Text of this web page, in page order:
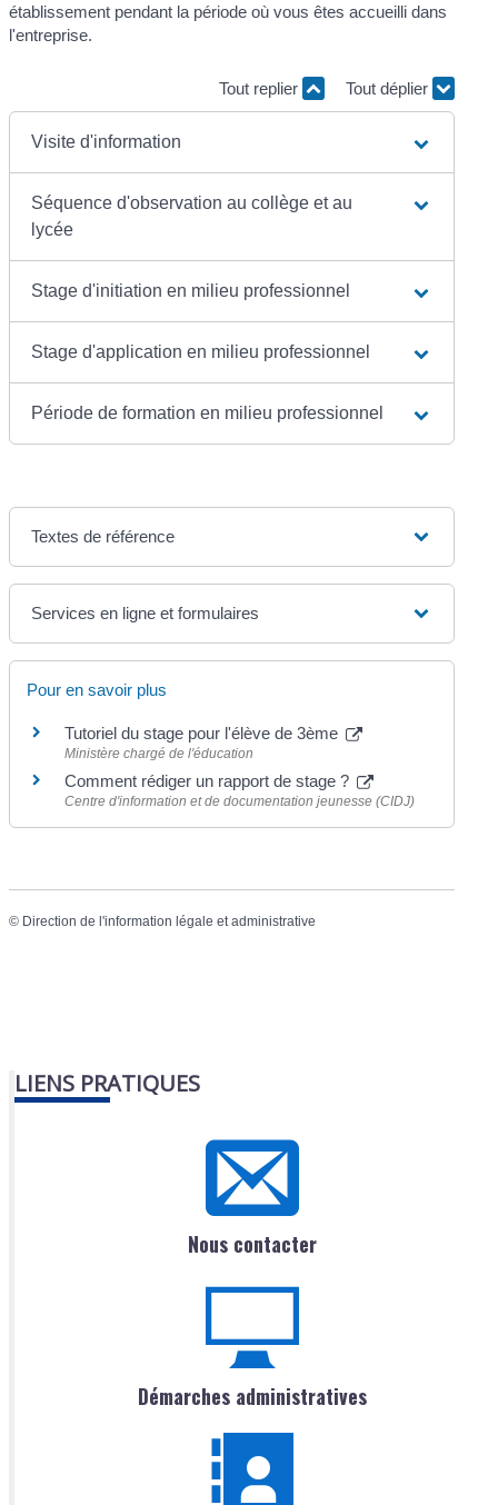
établissement pendant la période où vous êtes accueilli dans
l'entreprise.
Tout replier Tout déplier
Visite d'information
Séquence d'observation au collège et au
lycée
Stage d'initiation en milieu professionnel
Stage d'application en milieu professionnel
Période de formation en milieu professionnel
Textes de référence
Services en ligne et formulaires
Pour en savoir plus
Tutoriel du stage pour l'élève de 3ème
Ministère chargé de l'éducation
Comment rédiger un rapport de stage ?
Centre d'information et de documentation jeunesse (CIDJ)
© Direction de l'information légale et administrative
LIENS PRATIQUES
Nous contacter
Démarches administratives